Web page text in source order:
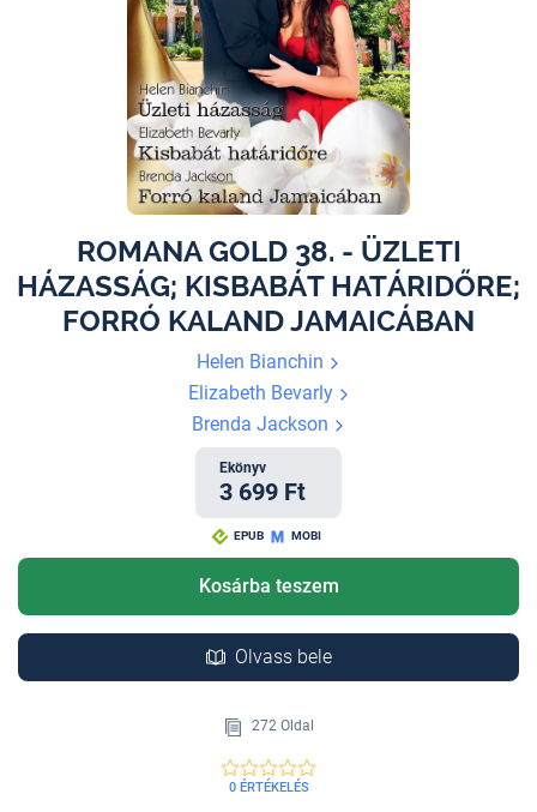
ROMANA GOLD 38. - ÜZLETI
HÁZASSÁG; KISBABÁT HATÁRIDŐRE;
FORRÓ KALAND JAMAICÁBAN
Helen Bianchin
Elizabeth Bevarly
Brenda Jackson
Ekönyv
3 699 Ft
EPUB MOBI
Kosárba teszem
Olvass bele
272 Oldal
0 ÉRTÉKELÉS